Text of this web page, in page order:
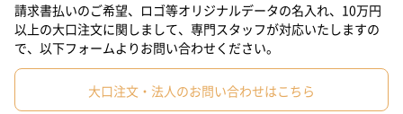
とても見た目が美しく優しく柔らかい色が特徴で、まるで宝石の
ようなセルロイド製の油性ボールペンです。
積層したセルロイドの原反をスライスして、板状にした材料を一
#女子中学生 #男子高校生 #部下女性 #姉 #妹 #兄
#弟 #女子大学生 #男子大学生 #同僚女性
#女性 #30代 #40代 #50代 #20代後半
請求書払いのご希望、ロゴ等オリジナルデータの名入れ、10万円
以上の大口注文に関しまして、専門スタッフが対応いたしますの
で、以下フォームよりお問い合わせください。
大口注文・法人のお問い合わせはこちら